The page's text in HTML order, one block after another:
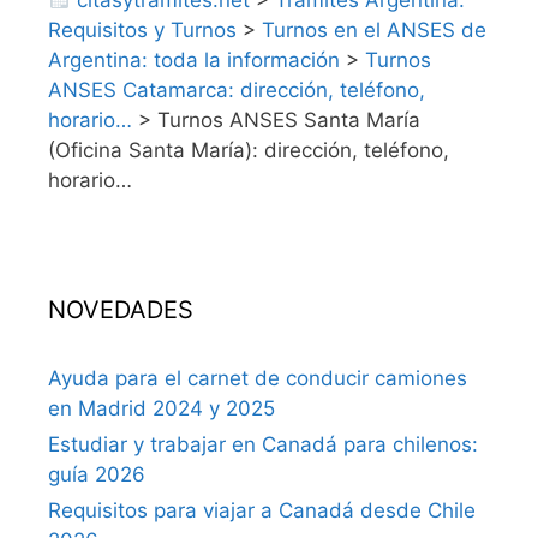
Requisitos y Turnos > Turnos en el ANSES de
Argentina: toda la información > Turnos
ANSES Catamarca: dirección, teléfono,
horario… > Turnos ANSES Santa María
(Oficina Santa María): dirección, teléfono,
horario…
NOVEDADES
Ayuda para el carnet de conducir camiones
en Madrid 2024 y 2025
Estudiar y trabajar en Canadá para chilenos:
guía 2026
Requisitos para viajar a Canadá desde Chile